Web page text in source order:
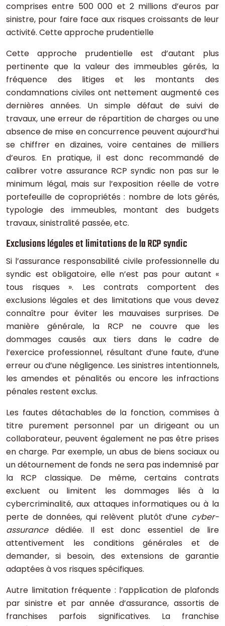
comprises entre 500 000 et 2 millions d’euros par
sinistre, pour faire face aux risques croissants de leur
activité. Cette approche prudentielle
Cette approche prudentielle est d’autant plus
pertinente que la valeur des immeubles gérés, la
fréquence des litiges et les montants des
condamnations civiles ont nettement augmenté ces
dernières années. Un simple défaut de suivi de
travaux, une erreur de répartition de charges ou une
absence de mise en concurrence peuvent aujourd’hui
se chiffrer en dizaines, voire centaines de milliers
d’euros. En pratique, il est donc recommandé de
calibrer votre assurance RCP syndic non pas sur le
minimum légal, mais sur l’exposition réelle de votre
portefeuille de copropriétés : nombre de lots gérés,
typologie des immeubles, montant des budgets
travaux, sinistralité passée, etc.
Exclusions légales et limitations de la RCP syndic
Si l’assurance responsabilité civile professionnelle du
syndic est obligatoire, elle n’est pas pour autant «
tous risques ». Les contrats comportent des
exclusions légales et des limitations que vous devez
connaître pour éviter les mauvaises surprises. De
manière générale, la RCP ne couvre que les
dommages causés aux tiers dans le cadre de
l’exercice professionnel, résultant d’une faute, d’une
erreur ou d’une négligence. Les sinistres intentionnels,
les amendes et pénalités ou encore les infractions
pénales restent exclus.
Les fautes détachables de la fonction, commises à
titre purement personnel par un dirigeant ou un
collaborateur, peuvent également ne pas être prises
en charge. Par exemple, un abus de biens sociaux ou
un détournement de fonds ne sera pas indemnisé par
la RCP classique. De même, certains contrats
excluent ou limitent les dommages liés à la
cybercriminalité, aux attaques informatiques ou à la
perte de données, qui relèvent plutôt d’une cyber-
assurancedédiée. Il est donc essentiel de lire
attentivement les conditions générales et de
demander, si besoin, des extensions de garantie
adaptées à vos risques spécifiques.
Autre limitation fréquente : l’application de plafonds
par sinistre et par année d’assurance, assortis de
franchises parfois significatives. La franchise